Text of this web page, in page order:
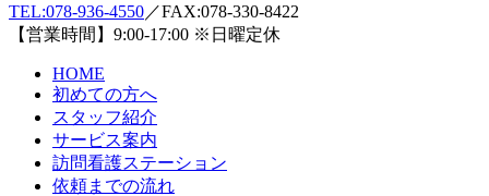
TEL:078-936-4550／FAX:078-330-8422
【営業時間】9:00-17:00 ※日曜定休
HOME
初めての方へ
スタッフ紹介
サービス案内
訪問看護ステーション
依頼までの流れ